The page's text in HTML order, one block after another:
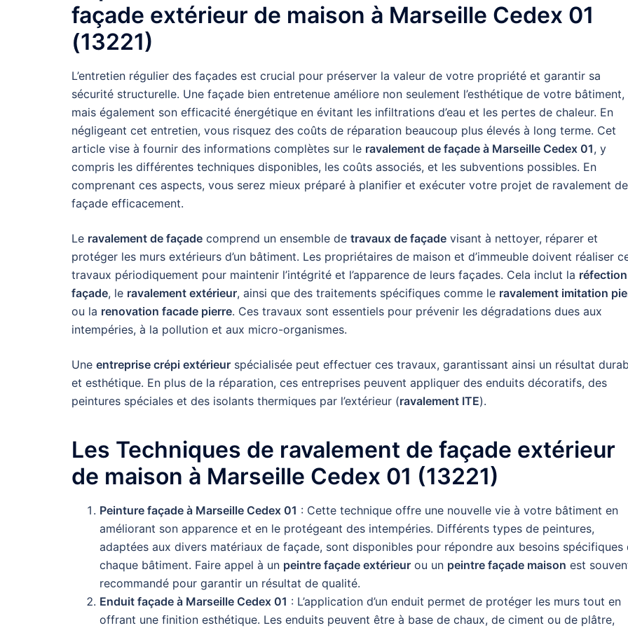
façade extérieur de maison à Marseille Cedex 01
(13221)
L’entretien régulier des façades est crucial pour préserver la valeur de votre propriété et garantir sa
sécurité structurelle. Une façade bien entretenue améliore non seulement l’esthétique de votre bâtiment,
mais également son efficacité énergétique en évitant les infiltrations d’eau et les pertes de chaleur. En
négligeant cet entretien, vous risquez des coûts de réparation beaucoup plus élevés à long terme. Cet
article vise à fournir des informations complètes sur le ravalement de façade à Marseille Cedex 01, y
compris les différentes techniques disponibles, les coûts associés, et les subventions possibles. En
comprenant ces aspects, vous serez mieux préparé à planifier et exécuter votre projet de ravalement de
façade efficacement.
Le ravalement de façade comprend un ensemble de travaux de façade visant à nettoyer, réparer et
protéger les murs extérieurs d’un bâtiment. Les propriétaires de maison et d’immeuble doivent réaliser
travaux périodiquement pour maintenir l’intégrité et l’apparence de leurs façades. Cela inclut la réfection
façade, le ravalement extérieur, ainsi que des traitements spécifiques comme le ravalement imitation
ou la renovation facade pierre. Ces travaux sont essentiels pour prévenir les dégradations dues aux
intempéries, à la pollution et aux micro-organismes.
Une entreprise crépi extérieur spécialisée peut effectuer ces travaux, garantissant ainsi un résultat
et esthétique. En plus de la réparation, ces entreprises peuvent appliquer des enduits décoratifs, des
peintures spéciales et des isolants thermiques par l’extérieur (ravalement ITE).
Les Techniques de ravalement de façade extérieur
de maison à Marseille Cedex 01 (13221)
Peinture façade à Marseille Cedex 01 : Cette technique offre une nouvelle vie à votre bâtiment en
améliorant son apparence et en le protégeant des intempéries. Différents types de peintures,
adaptées aux divers matériaux de façade, sont disponibles pour répondre aux besoins spécifiques
chaque bâtiment. Faire appel à un peintre façade extérieur ou un peintre façade maison est
recommandé pour garantir un résultat de qualité.
Enduit façade à Marseille Cedex 01 : L’application d’un enduit permet de protéger les murs tout en
offrant une finition esthétique. Les enduits peuvent être à base de chaux, de ciment ou de plâtre,